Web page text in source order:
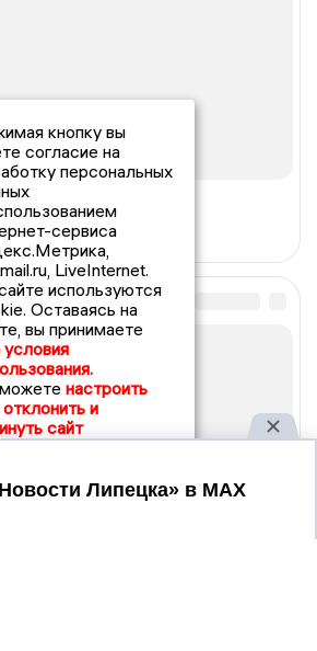
кнопку вы
согласие на
персональных
сервиса
LiveInternet.
используются
Оставаясь на
вы принимаете
настроить
отклонить и
сайт
Принять